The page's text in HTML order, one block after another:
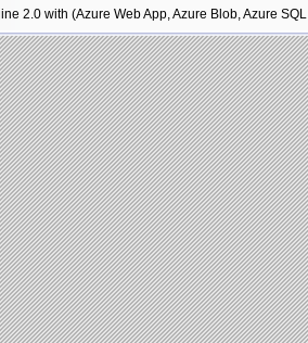
2.0 with (Azure Web App, Azure Blob, Azure